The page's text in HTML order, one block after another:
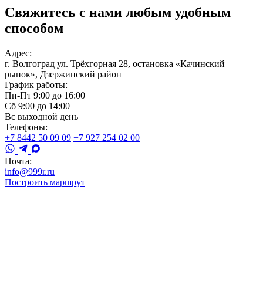
Свяжитесь с нами любым удобным
способом
Адрес:
г. Волгоград ул. Трёхгорная 28, остановка «Качинский
рынок», Дзержинский район
График работы:
Пн-Пт 9:00 до 16:00
Сб 9:00 до 14:00
Вс выходной день
Телефоны:
+7 8442 50 09 09 +7 927 254 02 00
Почта:
info@999r.ru
Построить маршрут